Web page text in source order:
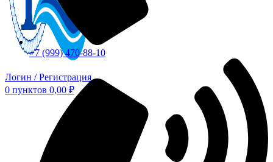
Логин / Регистрация
0 пунктов 0,00 ₽
+7 (999) 470-88-10